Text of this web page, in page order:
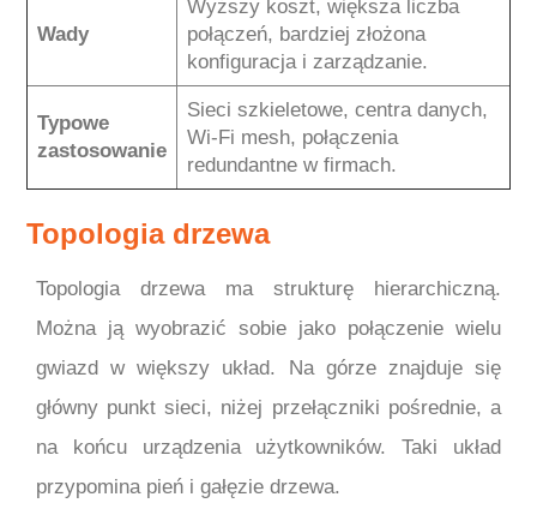
Wady
Wyższy koszt, większa liczba
połączeń, bardziej złożona
konfiguracja i zarządzanie.
Typowe
zastosowanie
Sieci szkieletowe, centra danych,
Wi-Fi mesh, połączenia
redundantne w firmach.
Topologia drzewa
Topologia drzewa ma strukturę hierarchiczną.
Można ją wyobrazić sobie jako połączenie wielu
gwiazd w większy układ. Na górze znajduje się
główny punkt sieci, niżej przełączniki pośrednie, a
na końcu urządzenia użytkowników. Taki układ
przypomina pień i gałęzie drzewa.